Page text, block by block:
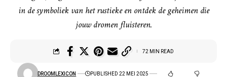
in de symboliek van het rustieke en ontdek de geheimen die
jouw dromen fluisteren.
DROOMLEXICON PUBLISHED 22 MEI 2025
72 MIN READ